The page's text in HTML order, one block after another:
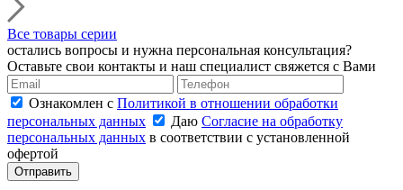
Все товары серии
остались вопросы и нужна персональная консультация?
Оставьте свои контакты и наш специалист свяжется с Вами
Ознакомлен с Политикой в отношении обработки
персональных данных
Даю Согласие на обработку
персональных данных в соответствии с установленной
офертой
Отправить